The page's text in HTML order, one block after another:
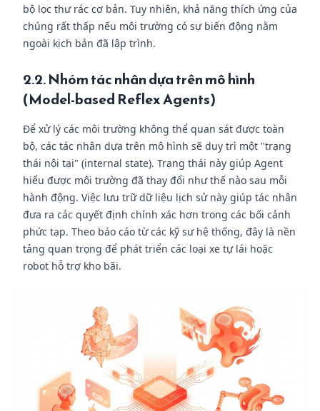
bộ lọc thư rác cơ bản. Tuy nhiên, khả năng thích ứng của
chúng rất thấp nếu môi trường có sự biến động nằm
ngoài kịch bản đã lập trình.
2.2. Nhóm tác nhân dựa trên mô hình
(Model-based Reflex Agents)
Để xử lý các môi trường không thể quan sát được toàn
bộ, các tác nhân dựa trên mô hình sẽ duy trì một "trạng
thái nội tại" (internal state). Trạng thái này giúp Agent
hiểu được môi trường đã thay đổi như thế nào sau mỗi
hành động. Việc lưu trữ dữ liệu lịch sử này giúp tác nhân
đưa ra các quyết định chính xác hơn trong các bối cảnh
phức tạp. Theo báo cáo từ các kỹ sư hệ thống, đây là nền
tảng quan trọng để phát triển các loại xe tự lái hoặc
robot hỗ trợ kho bãi.